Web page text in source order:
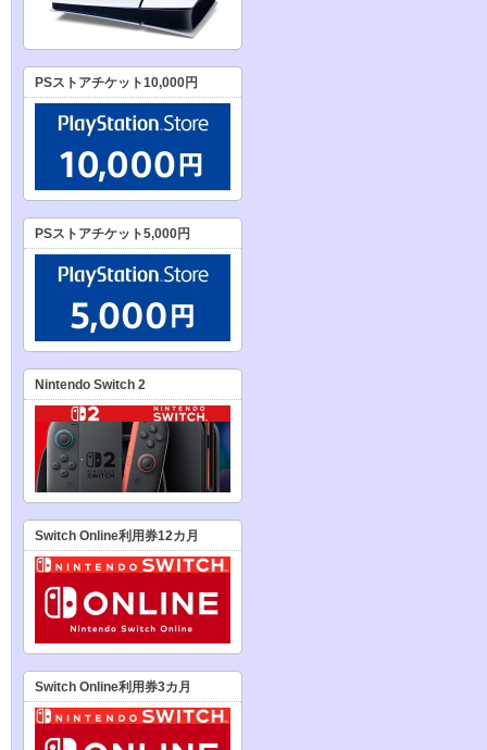
PSストアチケット10,000円
PSストアチケット5,000円
Nintendo Switch 2
Switch Online利用券12カ月
Switch Online利用券3カ月